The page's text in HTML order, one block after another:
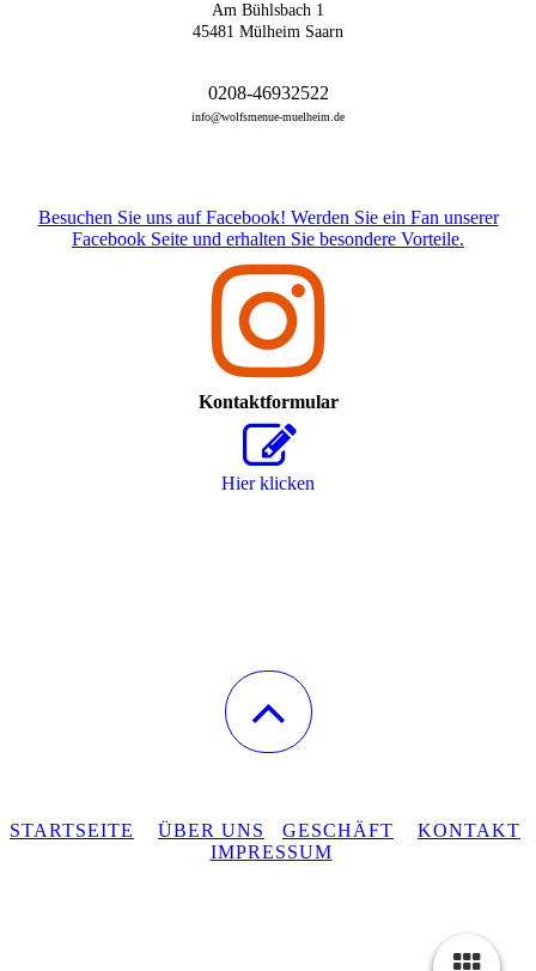
Am Bühlsbach 1
45481 Mülheim Saarn
0208-46932522
info@wolfsmenue-muelheim.de
Besuchen Sie uns auf Facebook! Werden Sie ein Fan unserer
Facebook Seite und erhalten Sie besondere Vorteile.
Kontaktformular
Hier klicken
STARTSEITE ÜBER UNS GESCHÄFT
KONTAKT
IMPRESSUM